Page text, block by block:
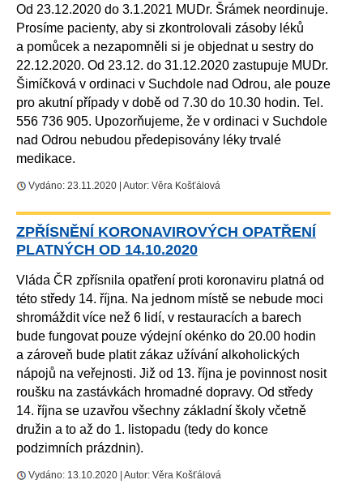
Od 23.12.2020 do 3.1.2021 MUDr. Šrámek neordinuje.
Prosíme pacienty, aby si zkontrolovali zásoby léků
a pomůcek a nezapomněli si je objednat u sestry do
22.12.2020. Od 23.12. do 31.12.2020 zastupuje MUDr.
Šimíčková v ordinaci v Suchdole nad Odrou, ale pouze
pro akutní případy v době od 7.30 do 10.30 hodin. Tel.
556 736 905. Upozorňujeme, že v ordinaci v Suchdole
nad Odrou nebudou předepisovány léky trvalé
medikace.
Vydáno: 23.11.2020 | Autor: Věra Košťálová
ZPŘÍSNĚNÍ KORONAVIROVÝCH OPATŘENÍ
PLATNÝCH OD 14.10.2020
Vláda ČR zpřísnila opatření proti koronaviru platná od
této středy 14. října. Na jednom místě se nebude moci
shromáždit více než 6 lidí, v restauracích a barech
bude fungovat pouze výdejní okénko do 20.00 hodin
a zároveň bude platit zákaz užívání alkoholických
nápojů na veřejnosti. Již od 13. října je povinnost nosit
roušku na zastávkách hromadné dopravy. Od středy
14. října se uzavřou všechny základní školy včetně
družin a to až do 1. listopadu (tedy do konce
podzimních prázdnin).
Vydáno: 13.10.2020 | Autor: Věra Košťálová